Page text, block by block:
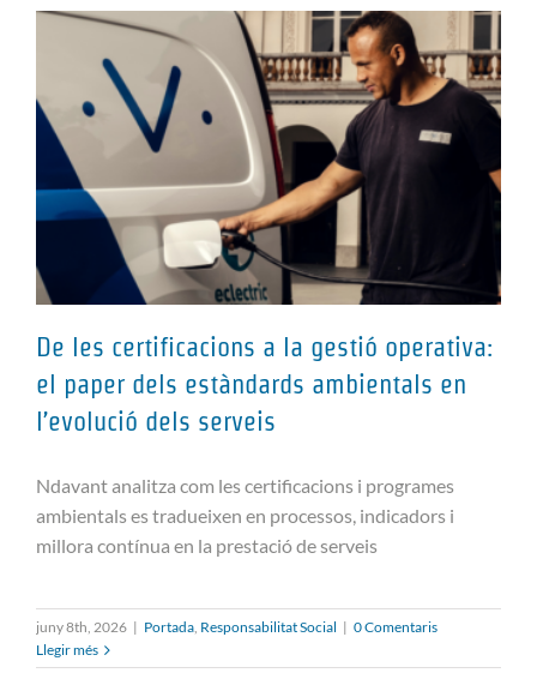
De les certificacions a la gestió
estàndards ambientals en
l’evolució dels serveis
De les certificacions a la gestió operativa:
el paper dels estàndards ambientals en
l’evolució dels serveis
Ndavant analitza com les certificacions i programes
ambientals es tradueixen en processos, indicadors i
millora contínua en la prestació de serveis
juny 8th, 2026 | Portada, Responsabilitat Social | 0 Comentaris
Llegir més